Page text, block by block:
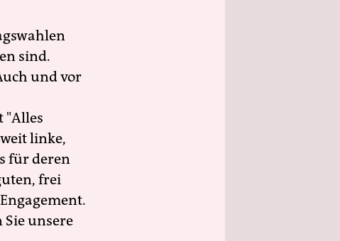
sind.
und vor
"Alles
linke,
für deren
frei
unsere